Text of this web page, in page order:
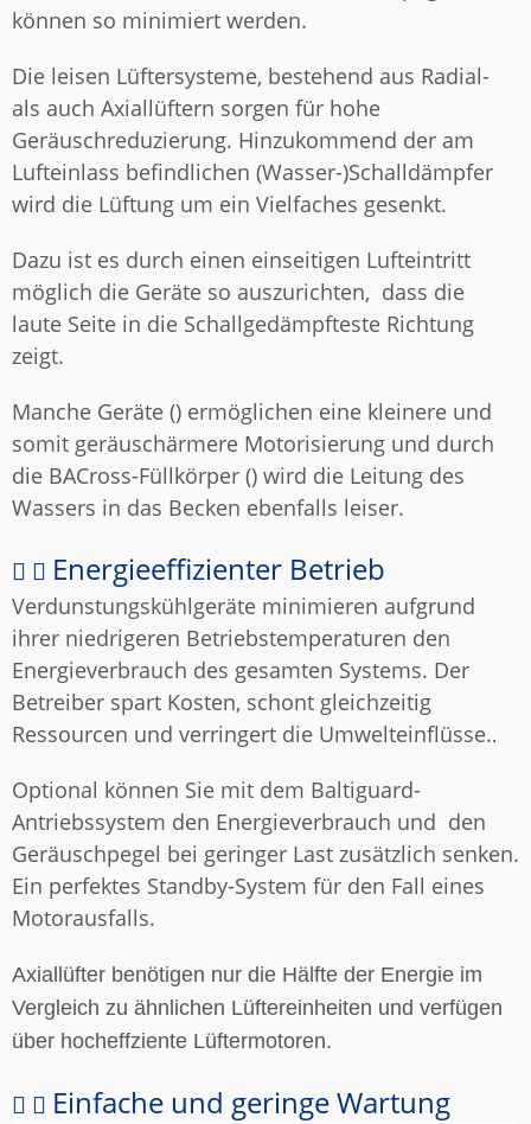
können so minimiert werden.
Die leisen Lüftersysteme, bestehend aus Radial-
als auch Axiallüftern sorgen für hohe
Geräuschreduzierung. Hinzukommend der am
Lufteinlass befindlichen (Wasser-)Schalldämpfer
wird die Lüftung um ein Vielfaches gesenkt.
Dazu ist es durch einen einseitigen Lufteintritt
möglich die Geräte so auszurichten, dass die
laute Seite in die Schallgedämpfteste Richtung
zeigt.
Manche Geräte () ermöglichen eine kleinere und
somit geräuschärmere Motorisierung und durch
die BACross-Füllkörper () wird die Leitung des
Wassers in das Becken ebenfalls leiser.
Energieeffizienter Betrieb
Verdunstungskühlgeräte minimieren aufgrund
ihrer niedrigeren Betriebstemperaturen den
Energieverbrauch des gesamten Systems. Der
Betreiber spart Kosten, schont gleichzeitig
Ressourcen und verringert die Umwelteinflüsse..
Optional können Sie mit dem Baltiguard-
Antriebssystem den Energieverbrauch und den
Geräuschpegel bei geringer Last zusätzlich senken.
Ein perfektes Standby-System für den Fall eines
Motorausfalls.
Axiallüfter benötigen nur die Hälfte der Energie im
Vergleich zu ähnlichen Lüftereinheiten und verfügen
über hocheffziente Lüftermotoren.
Einfache und geringe Wartung